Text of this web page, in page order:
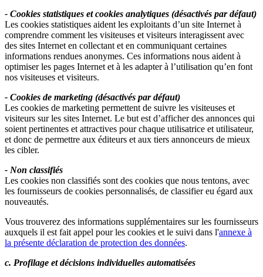
- Cookies statistiques et cookies analytiques (désactivés par défaut)
Les cookies statistiques aident les exploitants d’un site Internet à
comprendre comment les visiteuses et visiteurs interagissent avec
des sites Internet en collectant et en communiquant certaines
informations rendues anonymes. Ces informations nous aident à
optimiser les pages Internet et à les adapter à l’utilisation qu’en font
nos visiteuses et visiteurs.
- Cookies de marketing (désactivés par défaut)
Les cookies de marketing permettent de suivre les visiteuses et
visiteurs sur les sites Internet. Le but est d’afficher des annonces qui
soient pertinentes et attractives pour chaque utilisatrice et utilisateur,
et donc de permettre aux éditeurs et aux tiers annonceurs de mieux
les cibler.
- Non classifiés
Les cookies non classifiés sont des cookies que nous tentons, avec
les fournisseurs de cookies personnalisés, de classifier eu égard aux
nouveautés.
Vous trouverez des informations supplémentaires sur les fournisseurs
auxquels il est fait appel pour les cookies et le suivi dans l'annexe à
la présente déclaration de protection des données.
c. Profilage et décisions individuelles automatisées